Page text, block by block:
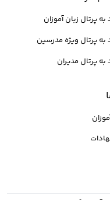
به پرتال زبان آموزان
به پرتال ویژه مدرسین
به پرتال مدیران